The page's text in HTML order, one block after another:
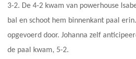
3-2. De 4-2 kwam van powerhouse
bal en schoot hem binnenkant paal
opgevoerd door. Johanna zelf
de paal kwam, 5-2.